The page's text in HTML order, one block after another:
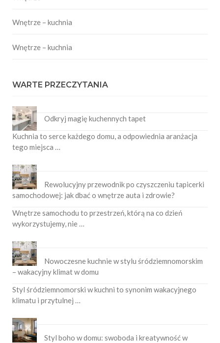
Wnętrze – kuchnia
Wnętrze – kuchnia
WARTE PRZECZYTANIA
Odkryj magię kuchennych tapet
Kuchnia to serce każdego domu, a odpowiednia aranżacja
tego miejsca …
Rewolucyjny przewodnik po czyszczeniu tapicerki
samochodowej: jak dbać o wnętrze auta i zdrowie?
Wnętrze samochodu to przestrzeń, którą na co dzień
wykorzystujemy, nie …
Nowoczesne kuchnie w stylu śródziemnomorskim
– wakacyjny klimat w domu
Styl śródziemnomorski w kuchni to synonim wakacyjnego
klimatu i przytulnej …
Styl boho w domu: swoboda i kreatywność w